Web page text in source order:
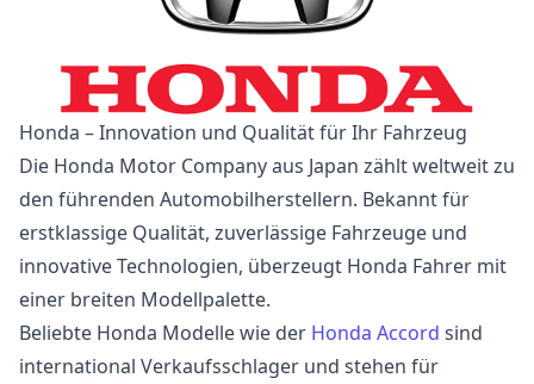
Honda – Innovation und Qualität für Ihr Fahrzeug
Die Honda Motor Company aus Japan zählt weltweit zu
den führenden Automobilherstellern. Bekannt für
erstklassige Qualität, zuverlässige Fahrzeuge und
innovative Technologien, überzeugt Honda Fahrer mit
einer breiten Modellpalette.
Beliebte Honda Modelle wie der Honda Accord sind
international Verkaufsschlager und stehen für